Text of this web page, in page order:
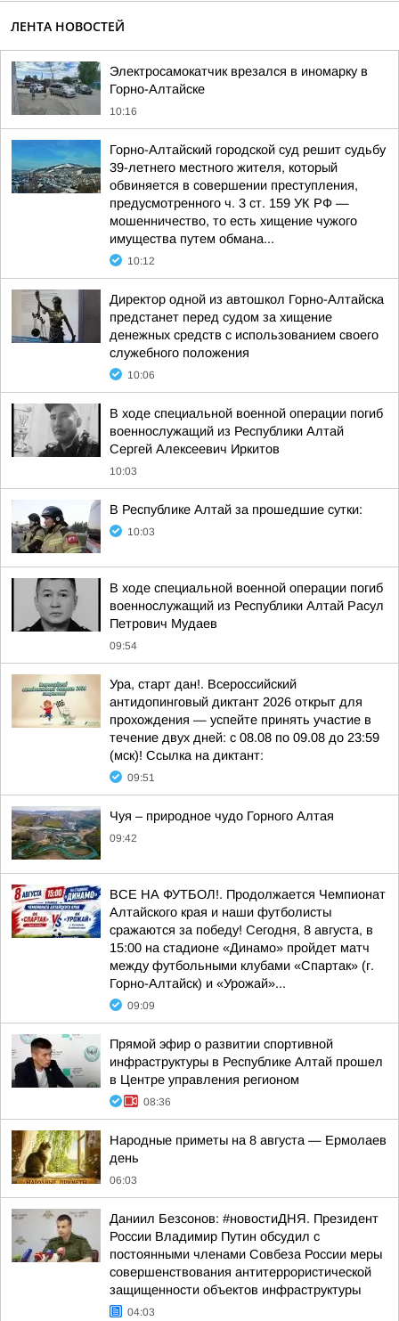
ЛЕНТА НОВОСТЕЙ
Электросамокатчик врезался в иномарку в
Горно-Алтайске
10:16
Горно-Алтайский городской суд решит судьбу
39-летнего местного жителя, который
обвиняется в совершении преступления,
предусмотренного ч. 3 ст. 159 УК РФ —
мошенничество, то есть хищение чужого
имущества путем обмана...
10:12
Директор одной из автошкол Горно-Алтайска
предстанет перед судом за хищение
денежных средств с использованием своего
служебного положения
10:06
В ходе специальной военной операции погиб
военнослужащий из Республики Алтай
Сергей Алексеевич Иркитов
10:03
В Республике Алтай за прошедшие сутки:
10:03
В ходе специальной военной операции погиб
военнослужащий из Республики Алтай Расул
Петрович Мудаев
09:54
Ура, старт дан!. Всероссийский
антидопинговый диктант 2026 открыт для
прохождения — успейте принять участие в
течение двух дней: с 08.08 по 09.08 до 23:59
(мск)! Ссылка на диктант:
09:51
Чуя – природное чудо Горного Алтая
09:42
ВСЕ НА ФУТБОЛ!. Продолжается Чемпионат
Алтайского края и наши футболисты
сражаются за победу! Сегодня, 8 августа, в
15:00 на стадионе «Динамо» пройдет матч
между футбольными клубами «Спартак» (г.
Горно-Алтайск) и «Урожай»...
09:09
Прямой эфир о развитии спортивной
инфраструктуры в Республике Алтай прошел
в Центре управления регионом
08:36
Hapoдныe пpимeты нa 8 aвгуcтa — Epмoлaeв
дeнь
06:03
Даниил Безсонов: #новостиДНЯ. Президент
России Владимир Путин обсудил с
постоянными членами Совбеза России меры
совершенствования антитеррористической
защищенности объектов инфраструктуры
04:03